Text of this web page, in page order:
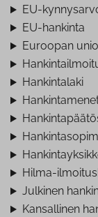
EU-
EU-hankinta
Euroopan
Hankintalaki
Hilma-
Julkinen
Kansallinen